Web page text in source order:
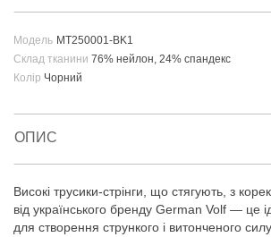
Модель MT250001-BK1
Склад тканини 76% нейлон, 24% спандекс
Колір Чорний
ОПИС
Високі трусики-стрінги, що стягують, з
від українського бренду German Volf — це
для створення стрункого і витонченого